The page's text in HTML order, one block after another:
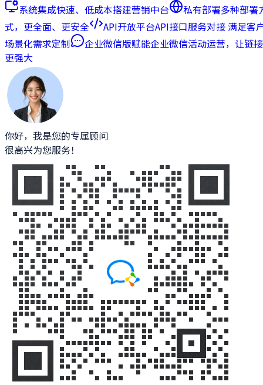
系统集成快速、低成本搭建营销中台 私有部署多种部署
式，更全面、更安全
API开放平台API接口服务对接 满足客
场景化需求定制
企业微信版赋能企业微信活动运营，让链接
更强大
你好，我是您的专属顾问
很高兴为您服务！